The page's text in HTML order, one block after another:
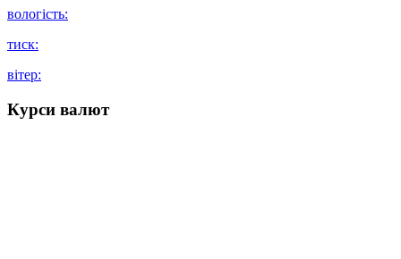
вологість:
тиск:
вітер:
Курси валют